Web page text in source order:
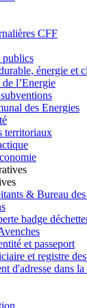
CFF
publics
énergie et
l’Energie
des Energies
territoriaux
& Bureau des
badge
et passeport
et registre
d'adresse dans